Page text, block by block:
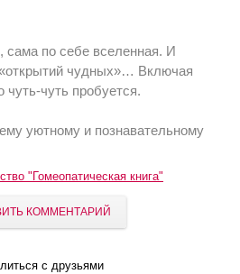
сама по себе вселенная. И
чудных»… Включая
чуть-чуть пробуется.
уютному и познавательному
"Гомеопатическая книга"
КОММЕНТАРИЙ
с друзьями